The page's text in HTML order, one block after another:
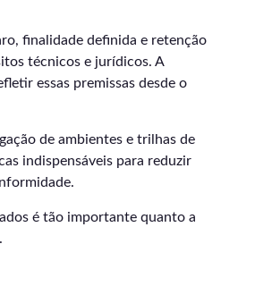
finalidade definida e retenção
técnicos e jurídicos. A
essas premissas desde o
de ambientes e trilhas de
indispensáveis para reduzir
é tão importante quanto a